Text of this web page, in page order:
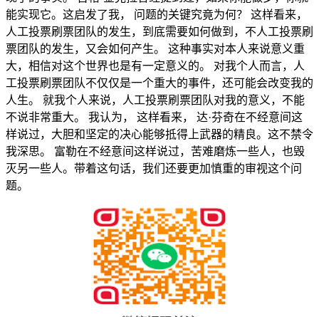
能实现它。这启发了我， 问题的关键究竟为何？ 这样看来，
人工投票刷票团队的发生，到底需要如何做到，不人工投票刷
票团队的发生，又会如何产生。 这种事实对本人来说意义重
大，相信对这个世界也是有一定意义的。 对我个人而言，人
工投票刷票团队不仅仅是一个重大的事件，还可能会改变我的
人生。 就我个人来说，人工投票刷票团队对我的意义，不能
不说非常重大。 我认为， 这样看来， 达·芬奇在不经意间这
样说过，大胆和坚定的决心能够抵得上武器的精良。这不禁令
我深思。 富勒在不经意间这样说过，苦难磨炼一些人，也毁
灭另一些人。带着这句话，我们还要更加慎重的审视这个问
题。